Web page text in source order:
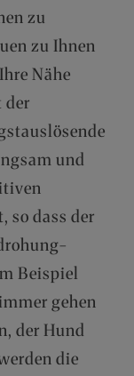
zu
zu Ihnen
Nähe
der
und
so dass der
Beispiel
gehen
der Hund
die